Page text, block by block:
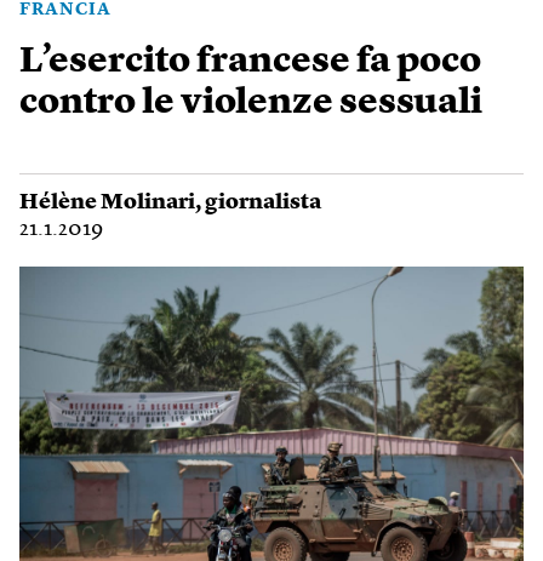
FRANCIA
L’esercito francese fa poco
contro le violenze sessuali
Hélène Molinari, giornalista
21.1.2019